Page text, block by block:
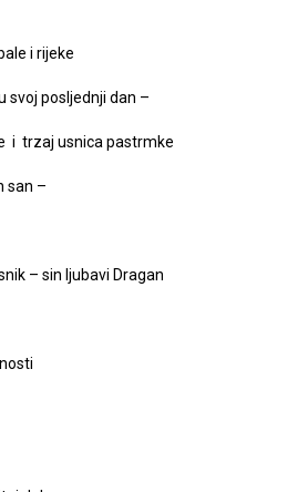
i rijeke
svoj posljednji dan –
i trzaj usnica pastrmke
san –
– sin ljubavi Dragan